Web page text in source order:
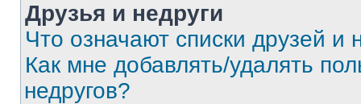
Друзья и недруги
Что означают списки друзей и
Как мне добавлять/удалять
недругов?